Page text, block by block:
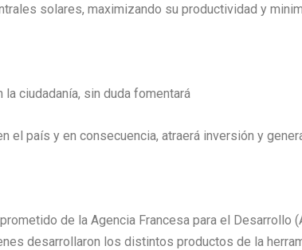
solares, maximizando su productividad y
ciudadanía, sin duda fomentará
el país y en consecuencia, atraerá inversión y
de la Agencia Francesa para el
desarrollaron los distintos productos de la